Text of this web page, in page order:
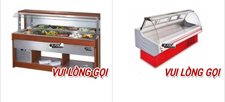
VUI LÒNG GỌI VUI LÒNG GỌI